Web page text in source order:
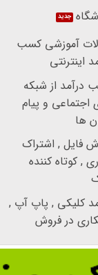
آموزشی کسب
اینترنتی
درآمد از شبکه
اجتماعی و پیام
ها
فایل , اشتراک
, کوتاه کننده
کلیکی , پاپ آپ ,
در فروش